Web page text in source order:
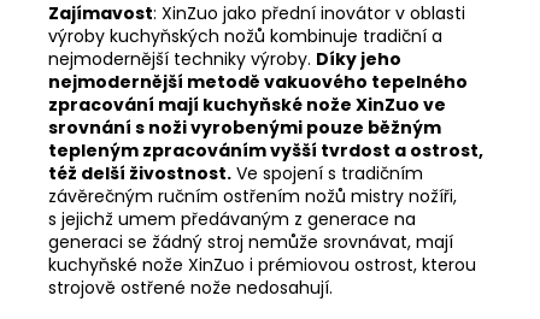
Zajímavost: XinZuo jako přední inovátor v oblasti
výroby kuchyňských nožů kombinuje tradiční a
nejmodernější techniky výroby. Díky jeho
nejmodernější metodě vakuového tepelného
zpracování mají kuchyňské nože XinZuo ve
srovnání s noži vyrobenými pouze běžným
tepleným zpracováním vyšší tvrdost a ostrost,
též delší živostnost. Ve spojení s tradičním
závěrečným ručním ostřením nožů mistry nožíři,
s jejichž umem předávaným z generace na
generaci se žádný stroj nemůže srovnávat, mají
kuchyňské nože XinZuo i prémiovou ostrost, kterou
strojově ostřené nože nedosahují.